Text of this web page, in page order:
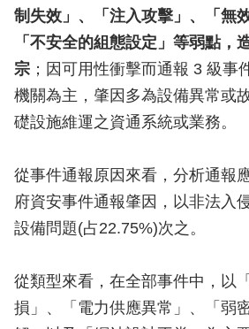
制失效」、「注入攻擊」、「無
「不安全的組態設定」等弱點，
宗；因可用性衝擊而通報 3 級事
機關為主，肇因多為設備異常或
礎設施維運之資通系統或業務。
從事件通報原因來看，分析通報
府資安事件通報肇因，以非法入
設備問題(占22.75%)次之。
從類型來看，在全部事件中，以
損」、「電力供應異常」、「弱